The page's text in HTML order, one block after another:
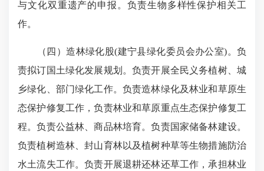
与文化双重遗产的申报。负责生物多样性保护相关工
作。
（四）造林绿化股(建宁县绿化委员会办公室)。负
责拟订国土绿化发展规划。负责开展全民义务植树、城
乡绿化、部门绿化工作。负责造林绿化及林业和草原生
态保护修复工作，负责林业和草原重点生态保护修复工
程。负责公益林、商品林培育。负责国家储备林建设。
负责植树造林、封山育林以及植树种草等生物措施防治
水土流失工作。负责开展退耕还林还草工作，承担林业